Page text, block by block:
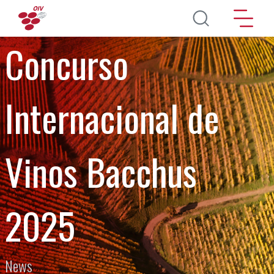
Перейти к основному содержанию
Concurso
Internacional de
Vinos Bacchus
2025
News